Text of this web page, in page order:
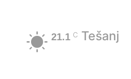
21.1 C Tešanj